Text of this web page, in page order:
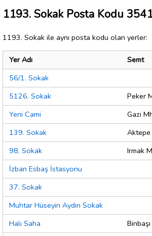
1193. Sokak Posta Kodu
1193. Sokak ile aynı posta kodu olan yerler:
Yer Adı
Semt
56/1. Sokak
5126. Sokak
Peker
Yeni Cami
Gazi
139. Sokak
Aktepe
98. Sokak
Irmak
İzban Esbaş İstasyonu
37. Sokak
Muhtar Hüseyin Aydın Sokak
Halı Saha